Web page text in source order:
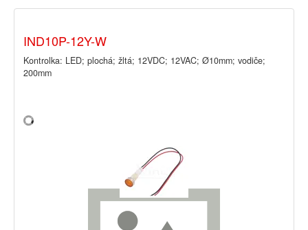
IND10P-12Y-W
Kontrolka: LED; plochá; žltá; 12VDC; 12VAC; Ø10mm; vodiče;
200mm